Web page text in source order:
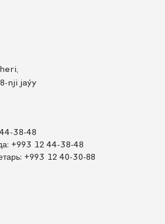
nji jaýy
38-48
+993 12 44-38-48
+993 12 40-30-88